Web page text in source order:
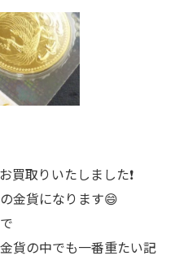
買取りいたしました❗
金貨になります😄
貨の中でも一番重たい記